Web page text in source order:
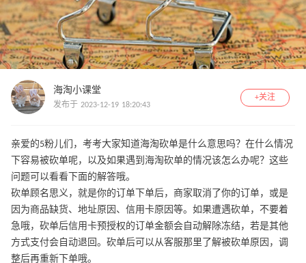
海淘小课堂
发布于 2023-12-19 18:20:43
+关注
亲爱的5粉儿们，考考大家知道海淘砍单是什么意思吗？在什么情况
下容易被砍单呢，以及如果遇到海淘砍单的情况该怎么办呢？这些
问题可以看看下面的解答哦。
砍单顾名思义，就是你的订单下单后，商家取消了你的订单，或是
因为商品缺货、地址原因、信用卡原因等。如果遭遇砍单，不要着
急哦，砍单后信用卡预授权的订单金额会自动解除冻结，若是其他
方式支付会自动退回。砍单后可以从客服那里了解被砍单原因，调
整后再重新下单哦。